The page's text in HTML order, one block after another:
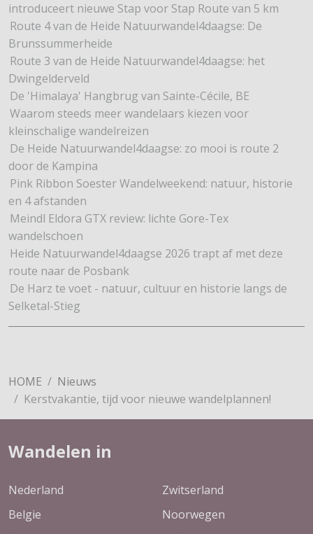
introduceert nieuwe Stap voor Stap Route van 5 km
Route 4 van de Heide Natuurwandel4daagse: De
Brunssummerheide
Route 3 van de Heide Natuurwandel4daagse: het
Dwingelderveld
De 'Himalaya' Hangbrug van Sainte-Cécile, BE
Waarom steeds meer wandelaars kiezen voor
kleinschalige wandelreizen
De Heide Natuurwandel4daagse: zo mooi is route 2
door de Kampina
Pink Ribbon Soester Wandelweekend: natuur, historie
en 4 afstanden
Meindl Eldora GTX review: lichte Gore-Tex
wandelschoen
Heide Natuurwandel4daagse 2026 trapt af met deze
route naar de Posbank
De Harz te voet - natuur, cultuur en historie langs de
Selketal-Stieg
HOME
Nieuws
Kerstvakantie, tijd voor nieuwe wandelplannen!
Wandelen in
Nederland
Belgie
Zwitserland
Noorwegen